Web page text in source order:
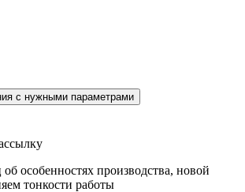
с нужными параметрами
особенностях производства, новой
тонкости работы